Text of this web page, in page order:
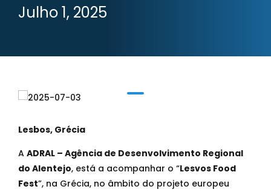
Julho 1, 2025
Lesbos, Grécia
A ADRAL – Agência de Desenvolvimento Regional
do Alentejo, está a acompanhar o “Lesvos Food
Fest”, na Grécia, no âmbito do projeto europeu